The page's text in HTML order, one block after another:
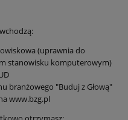
(uprawnia do
stanowisku komputerowym)
branżowego "Buduj z Głową"
www.bzg.pl